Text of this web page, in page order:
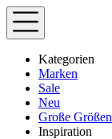
Kategorien
Marken
Sale
Neu
Große Größen
Inspiration